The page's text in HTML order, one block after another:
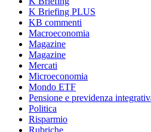
K Briefing PLUS
KB commenti
Macroeconomia
Magazine
Magazine
Mercati
Microeconomia
Mondo ETF
Pensione e previdenza
Politica
Risparmio
Rubriche